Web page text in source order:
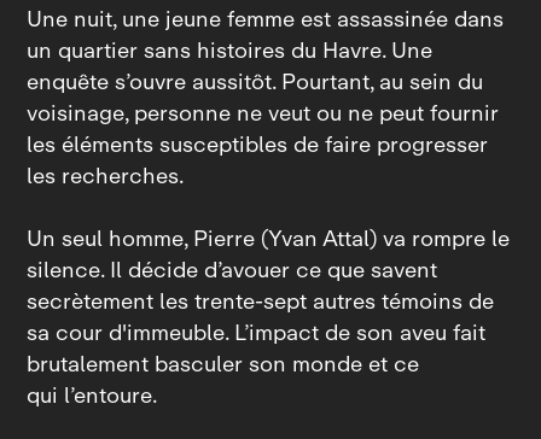
Une nuit, une jeune femme est assassinée dans
un quartier sans histoires du Havre. Une
enquête s’ouvre aussitôt. Pourtant, au sein du
voisinage, personne ne veut ou ne peut fournir
les éléments susceptibles de faire progresser
les recherches.
Un seul homme, Pierre (Yvan Attal) va rompre le
silence. Il décide d’avouer ce que savent
secrètement les trente‑sept autres témoins de
sa cour d'immeuble. L’impact de son aveu fait
brutalement basculer son monde et ce
qui l’entoure.